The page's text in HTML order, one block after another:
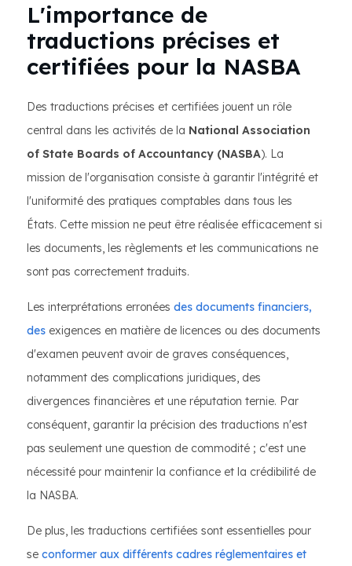
L'importance de
traductions précises et
certifiées pour la NASBA
Des traductions précises et certifiées jouent un rôle
central dans les activités de la National Association
of State Boards of Accountancy (NASBA). La
mission de l'organisation consiste à garantir l'intégrité et
l'uniformité des pratiques comptables dans tous les
États. Cette mission ne peut être réalisée efficacement si
les documents, les règlements et les communications ne
sont pas correctement traduits.
Les interprétations erronées des documents financiers,
des exigences en matière de licences ou des documents
d'examen peuvent avoir de graves conséquences,
notamment des complications juridiques, des
divergences financières et une réputation ternie. Par
conséquent, garantir la précision des traductions n'est
pas seulement une question de commodité ; c'est une
nécessité pour maintenir la confiance et la crédibilité de
la NASBA.
De plus, les traductions certifiées sont essentielles pour
se conformer aux différents cadres réglementaires et